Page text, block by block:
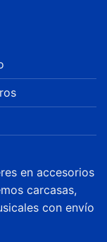
en accesorios
carcasas,
con envío